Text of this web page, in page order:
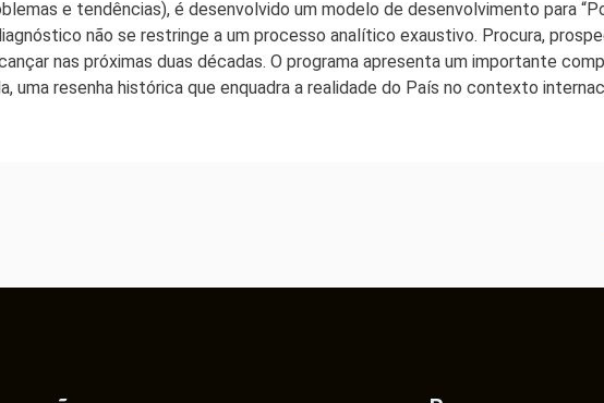
e tendências), é desenvolvido um modelo de desenvolvimento para
não se restringe a um processo analítico exaustivo. Procura,
nas próximas duas décadas. O programa apresenta um importante
resenha histórica que enquadra a realidade do País no contexto